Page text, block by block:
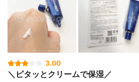
3.00
＼ピタッとクリームで保湿／